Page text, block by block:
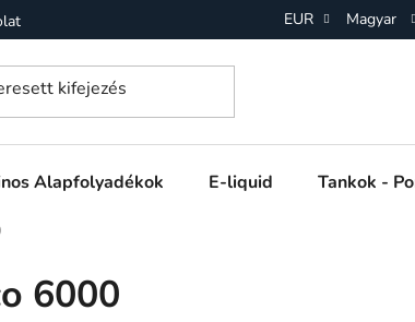
Üzleti feltételek (ÁSZF)
EUR Magyar
Alapfolyadékok E-liquid Tankok -
6000